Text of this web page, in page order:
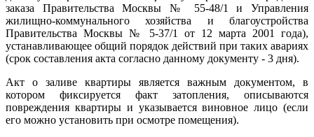
заказа Правительства Москвы № 55-48/1 и Управления
жилищно-коммунального хозяйства и благоустройства
Правительства Москвы № 5-37/1 от 12 марта 2001 года),
устанавливающее общий порядок действий при таких авариях
(срок составления акта согласно данному документу - 3 дня).
Акт о заливе квартиры является важным документом, в
котором фиксируется факт затопления, описываются
повреждения квартиры и указывается виновное лицо (если
его можно установить при осмотре помещения).